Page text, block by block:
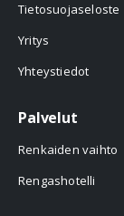
Tietosuojaseloste
Yritys
Yhteystiedot
Palvelut
Renkaiden vaihto
Rengashotelli